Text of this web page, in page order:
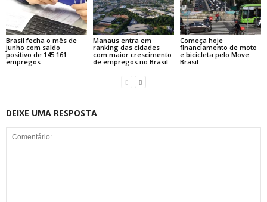
Brasil fecha o mês de
junho com saldo
positivo de 145.161
empregos
Manaus entra em
ranking das cidades
com maior crescimento
de empregos no Brasil
Começa hoje
financiamento de moto
e bicicleta pelo Move
Brasil
DEIXE UMA RESPOSTA